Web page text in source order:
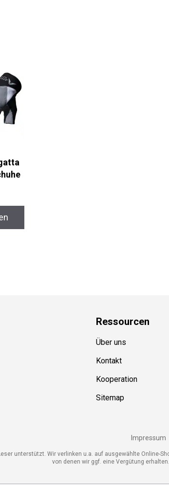
Ressourcen
Über uns
Kontakt
Kooperation
Sitemap
Impressum
unterstützt. Wir verlinken u.a. auf ausgewählte Online-
von denen wir ggf. eine Vergütung erhalten.